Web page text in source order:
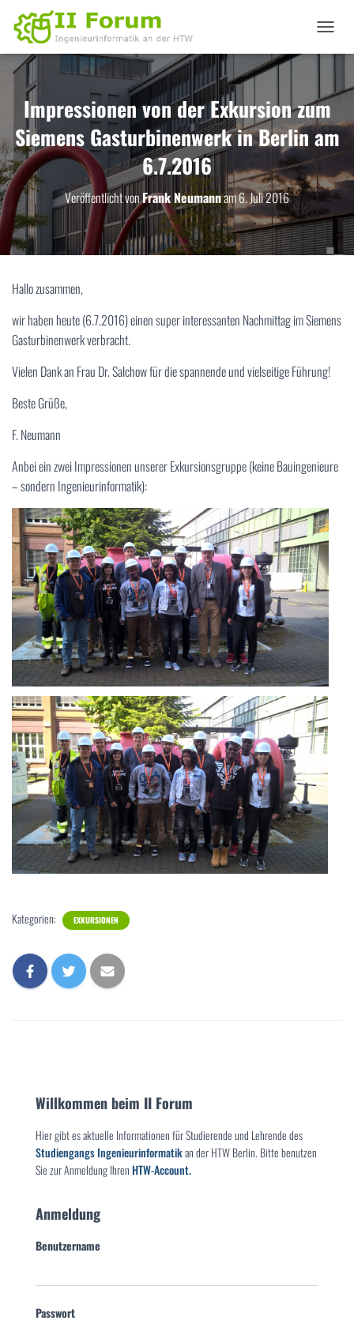
A
G
T
I
O
N
U
M
S
C
H
N
Impressionen von der Exkursion zum
Siemens Gasturbinenwerk in Berlin am
6.7.2016
Veröffentlicht vonFrank Neumannam6. Juli 2016
Hallo zusammen,
wir haben heute (6.7.2016) einen super interessanten Nachmittag im Siemens
Gasturbinenwerk verbracht.
Vielen Dank an Frau Dr. Salchow für die spannende und vielseitige Führung!
Beste Grüße,
F. Neumann
Anbei ein zwei Impressionen unserer Exkursionsgruppe (keine Bauingenieure
– sondern Ingenieurinformatik):
Kategorien: EXKURSIONEN
Willkommen beim II Forum
Hier gibt es aktuelle Informationen für Studierende und Lehrende des
Studiengangs Ingenieurinformatikan der HTW Berlin. Bitte benutzen
Sie zur Anmeldung IhrenHTW-Account.
Anmeldung
Benutzername
Passwort